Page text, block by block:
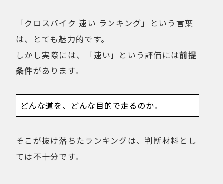
「クロスバイク 速い ランキング」という言葉
は、とても魅力的です。
しかし実際には、「速い」という評価には前提
条件があります。
どんな道を、どんな目的で走るのか。
そこが抜け落ちたランキングは、判断材料とし
ては不十分です。